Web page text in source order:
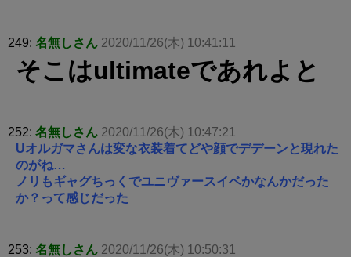
249: 名無しさん 2020/11/26(木) 10:41:11
そこはultimateであれよと
252: 名無しさん 2020/11/26(木) 10:47:21
Uオルガマさんは変な衣装着てどや顔でデデーンと現れた
のがね…
ノリもギャグちっくでユニヴァースイベかなんかだった
か？って感じだった
253: 名無しさん 2020/11/26(木) 10:50:31